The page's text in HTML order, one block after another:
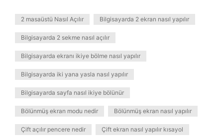
2 masaüstü Nasıl Açılır Bilgisayarda 2 ekran nasıl yapılır
Bilgisayarda 2 sekme nasıl açılır
Bilgisayarda ekranı ikiye bölme nasıl yapılır
Bilgisayarda iki yana yasla nasıl yapılır
Bilgisayarda sayfa nasıl ikiye bölünür
Bölünmüş ekran modu nedir Bölünmüş ekran nasıl yapılır
Çift açılır pencere nedir Çift ekran nasıl yapılır kısayol